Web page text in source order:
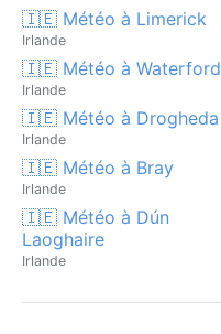
🇮🇪 Météo à Limerick
Irlande
🇮🇪 Météo à Waterford
Irlande
🇮🇪 Météo à Drogheda
Irlande
🇮🇪 Météo à Bray
Irlande
🇮🇪 Météo à Dún
Laoghaire
Irlande